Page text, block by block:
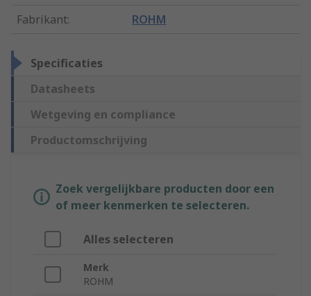
Fabrikant: ROHM
Specificaties
Datasheets
Wetgeving en compliance
Productomschrijving
Zoek vergelijkbare producten door een
of meer kenmerken te selecteren.
Alles selecteren
Merk
ROHM